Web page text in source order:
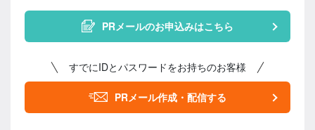
PRメールのお申込みはこちら
すでにIDとパスワードをお持ちのお客様
PRメール作成・配信する